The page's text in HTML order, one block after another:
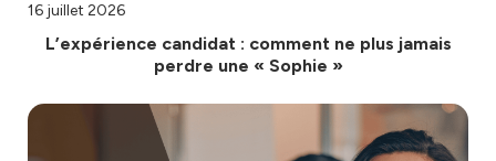
16 juillet 2026
L’expérience candidat : comment ne plus jamais
perdre une « Sophie »